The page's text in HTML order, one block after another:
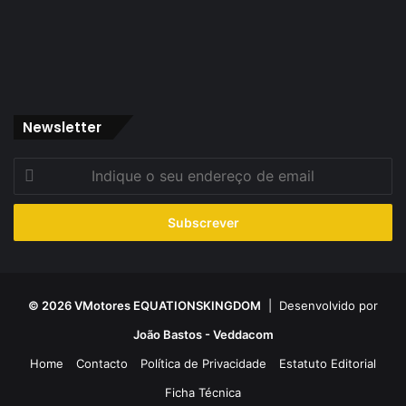
Newsletter
seu
de
© 2026 VMotores EQUATIONSKINGDOM | Desenvolvido por
João Bastos - Veddacom
Home
Contacto Política de Privacidade
Estatuto Editorial
Ficha Técnica